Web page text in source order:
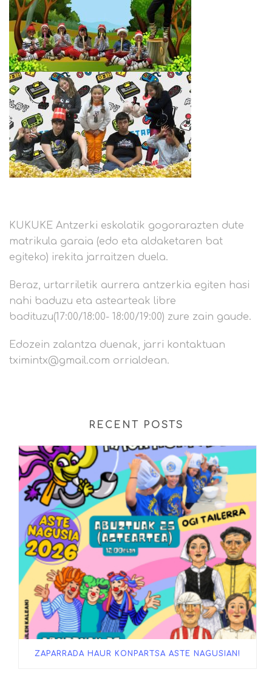
KUKUKE Antzerki eskolatik gogorarazten dute
matrikula garaia (edo eta aldaketaren bat
egiteko) irekita jarraitzen duela.
Beraz, urtarriletik aurrera antzerkia egiten hasi
nahi baduzu eta astearteak libre
badituzu(17:00/18:00- 18:00/19:00) zure zain gaude.
Edozein zalantza duenak, jarri kontaktuan
tximintx@gmail.com orrialdean.
RECENT POSTS
ZAPARRADA HAUR KONPARTSA ASTE NAGUSIAN!